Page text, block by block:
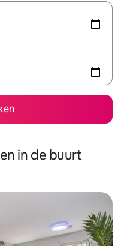
in de buurt